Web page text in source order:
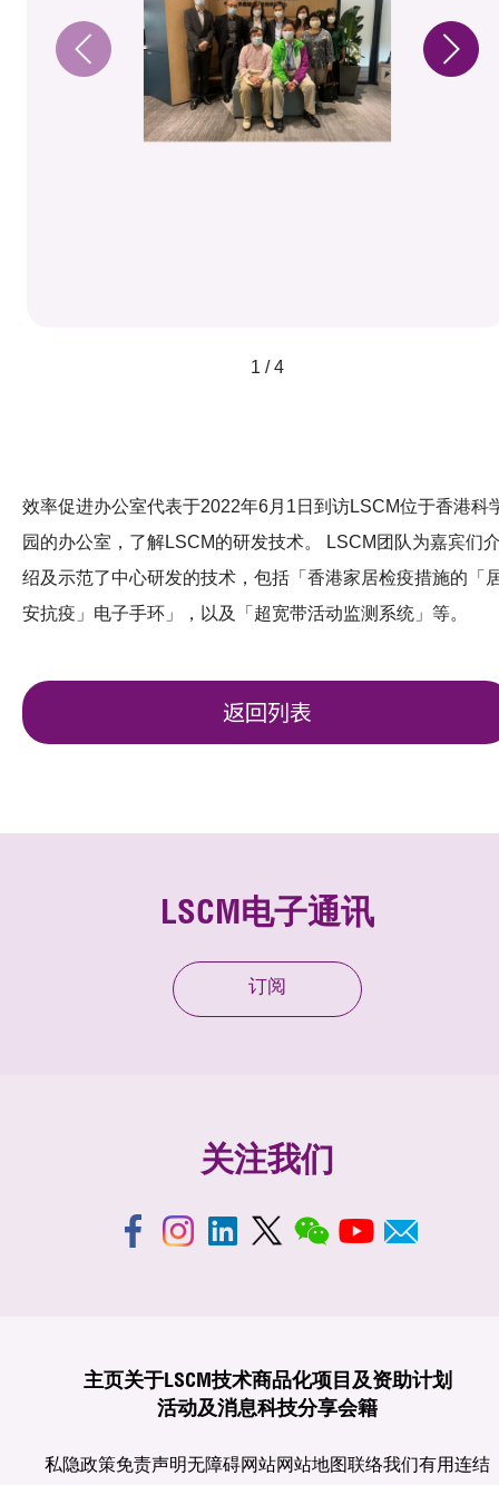
1 / 4
效率促进办公室代表于2022年6月1日到访LSCM位于香港科
园的办公室，了解LSCM的研发技术。 LSCM团队为嘉宾们
绍及示范了中心研发的技术，包括「香港家居检疫措施的「
安抗疫」电子手环」，以及「超宽带活动监测系统」等。
返回列表
LSCM电子通讯
订阅
关注我们
主页关于LSCM技术商品化项目及资助计划
活动及消息科技分享会籍
私隐政策免责声明无障碍网站网站地图联络我们有用连结